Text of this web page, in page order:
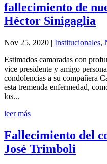
fallecimiento de
Héctor Sinigaglia
Nov 25, 2020 | Institucionales,
Estimados camaradas con
vice presidente y amigo
condolencias a su compañera
esta tremenda enfermedad,
los...
leer más
Fallecimiento del
José Trimboli